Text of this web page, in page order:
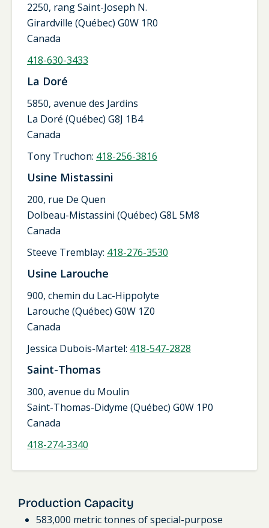
2250, rang Saint-Joseph N.
Girardville (Québec) G0W 1R0
Canada
418-630-3433
La Doré
5850, avenue des Jardins
La Doré (Québec) G8J 1B4
Canada
Tony Truchon: 418-256-3816
Usine Mistassini
200, rue De Quen
Dolbeau-Mistassini (Québec) G8L 5M8
Canada
Steeve Tremblay: 418-276-3530
Usine Larouche
900, chemin du Lac-Hippolyte
Larouche (Québec) G0W 1Z0
Canada
Jessica Dubois-Martel: 418-547-2828
Saint-Thomas
300, avenue du Moulin
Saint-Thomas-Didyme (Québec) G0W 1P0
Canada
418-274-3340
Production Capacity
583,000 metric tonnes of special-purpose